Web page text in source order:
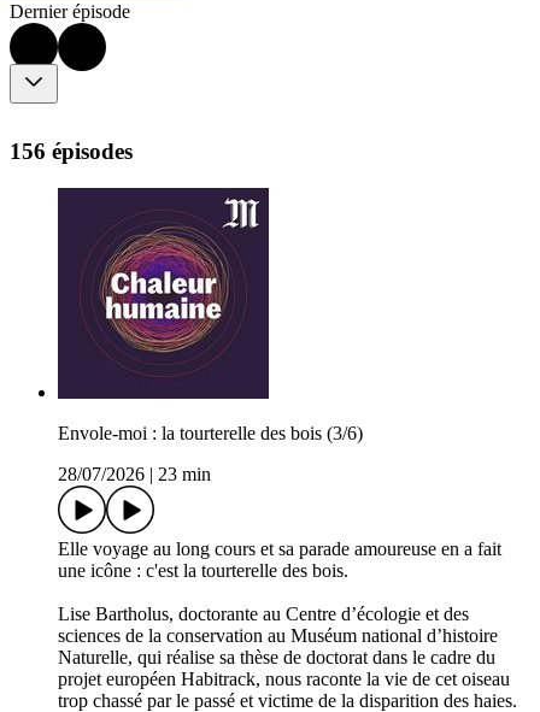
Dernier épisode
156 épisodes
Envole-moi : la tourterelle des bois (3/6)
28/07/2026 | 23 min
Elle voyage au long cours et sa parade amoureuse en a fait
une icône : c'est la tourterelle des bois.
Lise Bartholus, doctorante au Centre d’écologie et des
sciences de la conservation au Muséum national d’histoire
Naturelle, qui réalise sa thèse de doctorat dans le cadre du
projet européen Habitrack, nous raconte la vie de cet oiseau
trop chassé par le passé et victime de la disparition des haies.